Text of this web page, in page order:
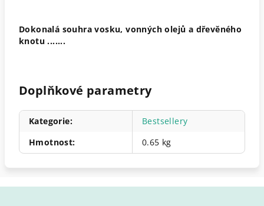
Dokonalá souhra vosku, vonných olejů a dřevěného
knotu .......
Doplňkové parametry
Kategorie:
Bestsellery
Hmotnost: 0.65 kg